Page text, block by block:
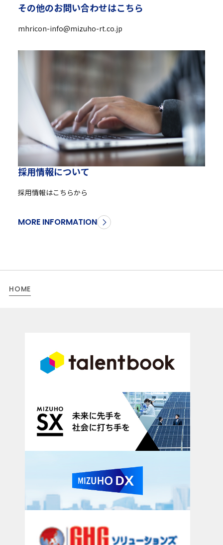
その他のお問い合わせはこちら
mhricon-info@mizuho-rt.co.jp
採用情報について
採用情報はこちらから
MORE INFORMATION
HOME